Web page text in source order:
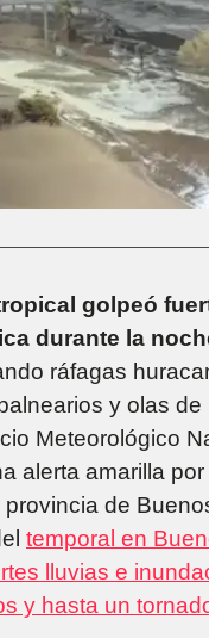
golpeó
durante la
ráfagas
y olas de
Meteorológico
alerta amarilla
de
temporal en
lluvias e
y hasta un